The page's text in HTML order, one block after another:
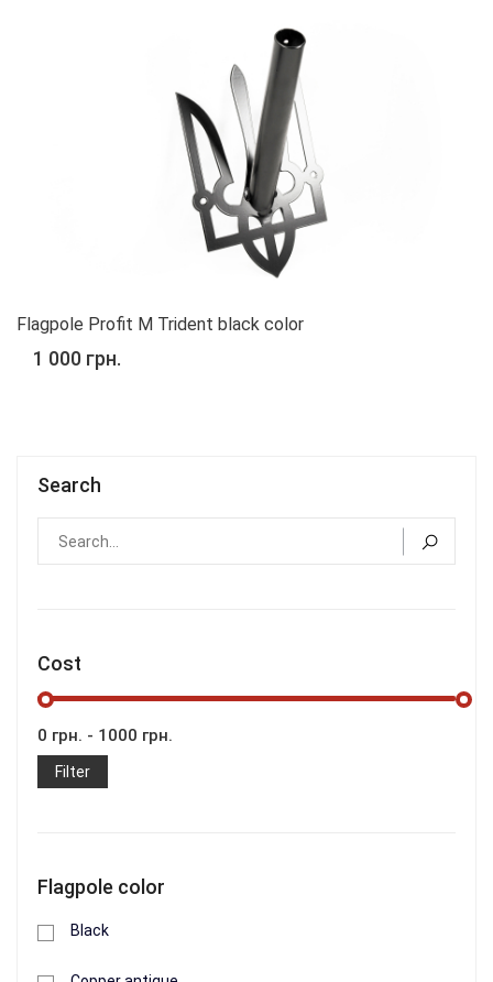
Flagpole Profit M Trident black color
1 000 грн.
Flagpole Profit M Trident Liberty black
1 000 грн.
Buy
Search
Cost
Filter
Flagpole color
Black